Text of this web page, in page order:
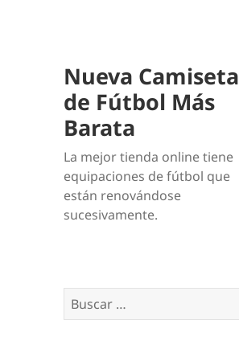
Nueva Camiseta
de Fútbol Más
Barata
La mejor tienda online tiene
equipaciones de fútbol que
están renovándose
sucesivamente.
Buscar: